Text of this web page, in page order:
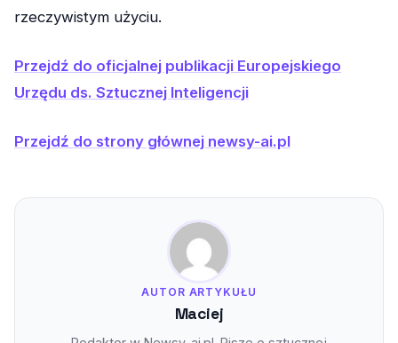
rzeczywistym użyciu.
Przejdź do oficjalnej publikacji Europejskiego
Urzędu ds. Sztucznej Inteligencji
Przejdź do strony głównej newsy-ai.pl
AUTOR ARTYKUŁU
Maciej